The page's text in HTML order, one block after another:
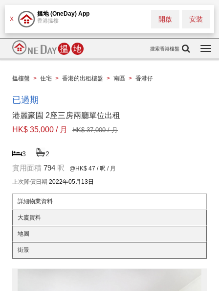
X
搵地 (OneDay) App
香港搵樓 安裝
開啟
搜索香港樓盤
搵樓盤 > 住宅 > 香港的出租樓盤 > 南區 > 香港仔
已過期
港麗豪園 2座三房兩廳單位出租
HK$ 35,000 / 月
HK$ 37,000 / 月
3 2
實用面積 794 呎 @HK$ 47 / 呎 / 月
上次降價日期 2022年05月13日
詳細物業資料
大廈資料
地圖
街景